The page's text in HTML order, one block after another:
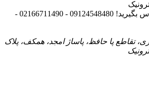
بگیرید!
09124548480 - 02166711490 -
تقاطع پا حافظ، پاساژ امجد، همکف، پلاک